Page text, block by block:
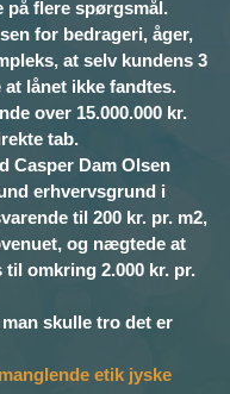
på flere spørgsmål.
for bedrageri, åger,
at selv kundens 3
lånet ikke fandtes.
over 15.000.000 kr.
tab.
Casper Dam Olsen
erhvervsgrund i
til 200 kr. pr. m2,
og nægtede at
omkring 2.000 kr. pr.
skulle tro det er
etik jyske